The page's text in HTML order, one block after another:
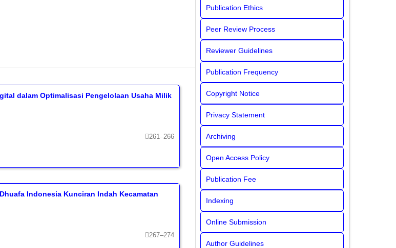
dalam Optimalisasi Pengelolaan Usaha Milik
261–266
Indonesia Kunciran Indah Kecamatan
267–274
Publication Ethics
Peer Review Process
Reviewer Guidelines
Publication Frequency
Copyright Notice
Privacy Statement
Archiving
Open Access Policy
Publication Fee
Indexing
Online Submission
Author Guidelines